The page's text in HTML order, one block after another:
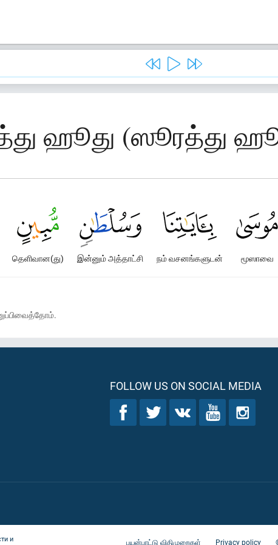
ஹூது (ஸூரத்து
மூஸாவை
நம் வசனங்களுடன்
இன்னும் அத்தாட்சி
தெளிவான(து)
FOLLOW US ON SOCIAL MEDIA
и
பயன்பாட்டு விதிமுறைகள் Privacy policy